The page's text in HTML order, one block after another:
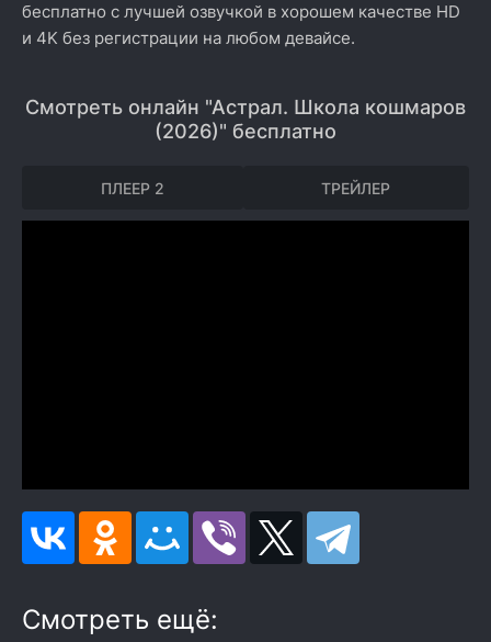
бесплатно с лучшей озвучкой в хорошем качестве HD
и 4K без регистрации на любом девайсе.
Смотреть онлайн "Астрал. Школа кошмаров
(2026)" бесплатно
ПЛЕЕР 2 ТРЕЙЛЕР
Смотреть ещё: